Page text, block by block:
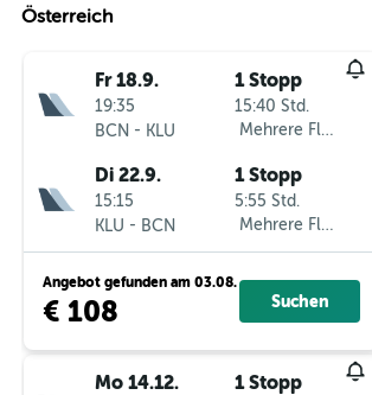
Österreich
Fr 18.9.
19:35
BCN - KLU
1 Stopp
15:40 Std.
Mehrere Fluglinien
Di 22.9.
15:15
KLU - BCN
1 Stopp
5:55 Std.
Mehrere Fluglinien
Angebot gefunden am 03.08.
€ 108 Suchen
Mo 14.12. 1 Stopp